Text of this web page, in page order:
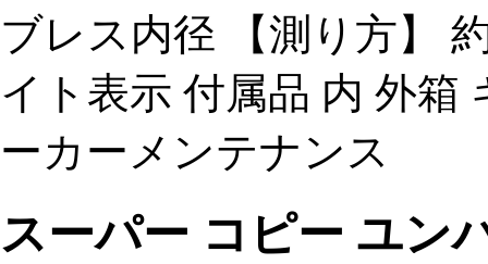
ブレス内径 【測り方】
イト表示 付属品 内 外箱
ーカーメンテナンス
スーパー コピー ユン